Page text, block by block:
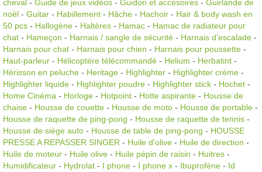
cheval - Guide de jeux vidéos - Guidon et accesoires - Guirlande de
noël - Guitar - Habillement - Hâche - Hachoir - Hair & body wash en
50 pcs - Hallogène - Haltères - Hamac - Hamac de radiateur pour
chat - Hameçon - Harnais / sangle de sécurité - Harnais d'escalade -
Harnais pour chat - Harnais pour chien - Harnais pour poussette -
Haut-parleur - Hélicoptère télécommandé - Helium - Herbatint -
Hérisson en peluche - Heritage - Highlighter - Highlighter crème -
Highlighter liquide - Highlighter poudre - Highlighter stick - Hochet -
Home Cinéma - Horloge - Hotpoint - Hotte aspirante - Housse de
chaise - Housse de couette - Housse de moto - Housse de portable -
Housse de raquette de ping-pong - Housse de raquette de tennis -
Housse de siège auto - Housse de table de ping-pong - HOUSSE
PRESSE A REPASSER SINGER - Huile d'olive - Huile de direction -
Huile de moteur - Huile olive - Huile pépin de raisin - Huitres -
Humidificateur - Hydrolat - I phone - I phone x - Ibuprofène - Id